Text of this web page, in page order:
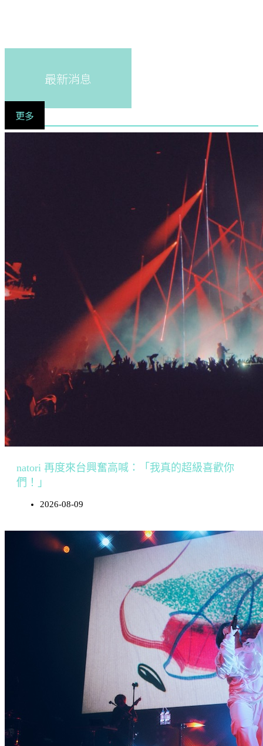
最新消息
更多
natori 再度來台興奮高喊：「我真的超級喜歡你
們！」
2026-08-09